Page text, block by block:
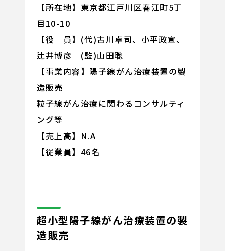
【所在地】東京都江戸川区春江町5丁
目10-10
【役 員】(代)古川卓司、小平政宣、
辻井博彦 (監)山田聰
【事業内容】陽子線がん治療装置の製
造販売
粒子線がん治療に関わるコンサルティ
ング等
【売上高】N.A
【従業員】46名
超小型陽子線がん治療装置の製
造販売